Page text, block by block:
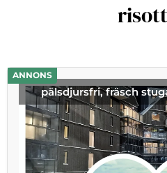
ANNONS
pälsdjursfri, fräsch